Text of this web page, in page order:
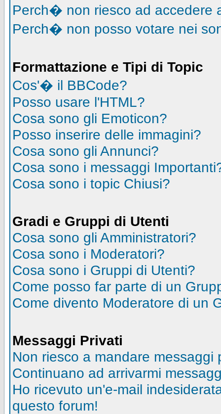
Perch� non riesco ad accedere
Perch� non posso votare nei
Formattazione e Tipi di Topic
Cos'� il BBCode?
Posso usare l'HTML?
Cosa sono gli Emoticon?
Posso inserire delle immagini?
Cosa sono gli Annunci?
Cosa sono i messaggi
Cosa sono i topic Chiusi?
Gradi e Gruppi di Utenti
Cosa sono gli Amministratori?
Cosa sono i Moderatori?
Cosa sono i Gruppi di Utenti?
Come posso far parte di un
Come divento Moderatore di un
Messaggi Privati
Non riesco a mandare messaggi
Continuano ad arrivarmi
Ho ricevuto un'e-mail
questo forum!